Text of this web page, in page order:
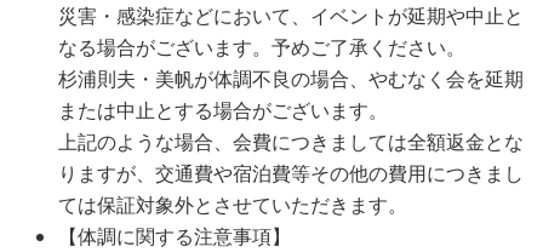
災害・感染症などにおいて、イベントが延期や中止と
なる場合がございます。予めご了承ください。
杉浦則夫・美帆が体調不良の場合、やむなく会を延期
または中止とする場合がございます。
上記のような場合、会費につきましては全額返金とな
りますが、交通費や宿泊費等その他の費用につきまし
ては保証対象外とさせていただきます。
【体調に関する注意事項】